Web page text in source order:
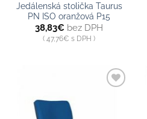
Jedálenská stolička Taurus
PN ISO oranžová P15
38,83€ bez DPH
47,76€ s DPH